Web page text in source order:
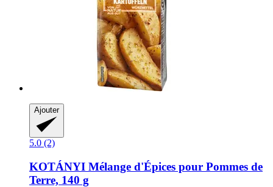
Ajouter
5.0 (2)
KOTÁNYI Mélange d'Épices pour Pommes de
Terre, 140 g